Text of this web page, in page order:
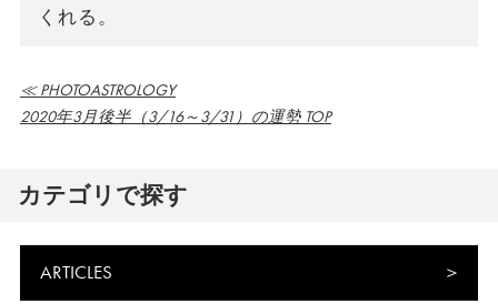
くれる。
≪ PHOTOASTROLOGY
2020年3月後半（3/16～3/31）の運勢 TOP
カテゴリで探す
ARTICLES